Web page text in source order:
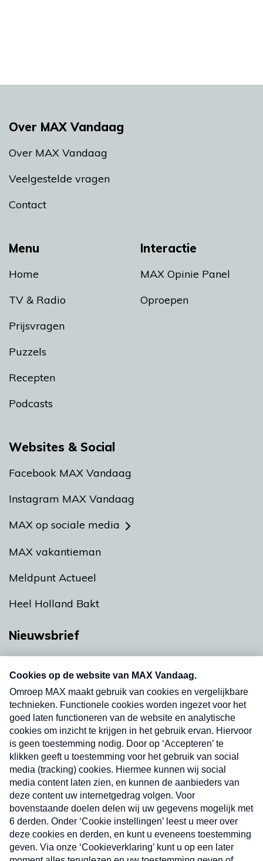
Menu
Home
TV & Radio
Prijsvragen
Puzzels
Recepten
Podcasts
Interactie
MAX Opinie Panel
Oproepen
Over MAX Vandaag
Over MAX Vandaag
Veelgestelde vragen
Contact
Websites & Social
Facebook MAX Vandaag
Instagram MAX Vandaag
MAX op sociale media
MAX vakantieman
Meldpunt Actueel
Heel Holland Bakt
Nieuwsbrief
Neem hier een gratis abonnement op onze
nieuwsbrief. Elke vrijdag- en dinsdagochtend in
uw mailbox.
Verzend
Nieuwsbrief
Neem hier een gratis abonnement op onze